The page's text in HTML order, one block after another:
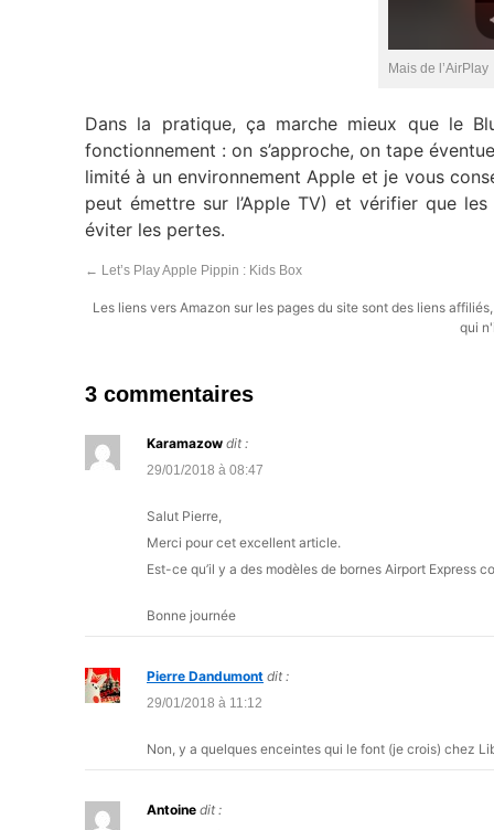
Mais de l’AirPlay
Dans la pratique, ça marche mieux que le
fonctionnement : on s’approche, on tape
limité à un environnement Apple et je vous
peut émettre sur l’Apple TV) et vérifier que
éviter les pertes.
← Let’s Play Apple Pippin : Kids Box
Les liens vers Amazon sur les pages du site sont des liens
qui
3 commentaires
Karamazow dit :
29/01/2018 à 08:47
Salut Pierre,
Merci pour cet excellent article.
Est-ce qu’il y a des modèles de bornes Airport Express
Bonne journée
Pierre Dandumont dit :
29/01/2018 à 11:12
Non, y a quelques enceintes qui le font (je crois) chez
Antoine dit :